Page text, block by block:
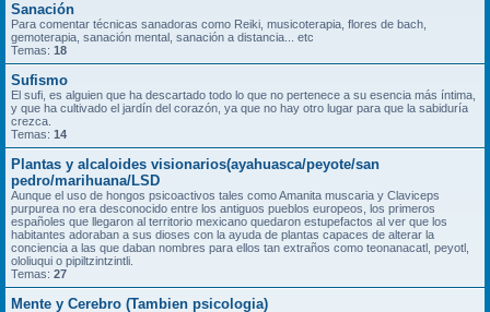
Sanación
Para comentar técnicas sanadoras como Reiki, musicoterapia, flores de bach,
gemoterapia, sanación mental, sanación a distancia... etc
Temas: 18
Sufismo
El sufi, es alguien que ha descartado todo lo que no pertenece a su esencia más íntima,
y que ha cultivado el jardín del corazón, ya que no hay otro lugar para que la sabiduría
crezca.
Temas: 14
Plantas y alcaloides visionarios(ayahuasca/peyote/san
pedro/marihuana/LSD
Aunque el uso de hongos psicoactivos tales como Amanita muscaria y Claviceps
purpurea no era desconocido entre los antiguos pueblos europeos, los primeros
españoles que llegaron al territorio mexicano quedaron estupefactos al ver que los
habitantes adoraban a sus dioses con la ayuda de plantas capaces de alterar la
conciencia a las que daban nombres para ellos tan extraños como teonanacatl, peyotl,
ololiuqui o pipiltzintzintli.
Temas: 27
Mente y Cerebro (Tambien psicologia)